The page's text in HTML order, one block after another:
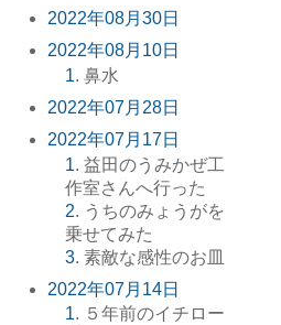
2022年08月30日
2022年08月10日
1. 鼻水
2022年07月28日
2022年07月17日
1. 益田のうみかぜ工
作室さんへ行った
2. うちのみょうがを
乗せてみた
3. 素敵な感性のお皿
2022年07月14日
1. ５年前のイチロー